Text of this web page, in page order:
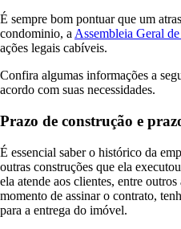
É sempre bom pontuar que um
condominio, aAssembleia Geral
ações legais cabíveis.
Confira algumas informações a
acordo com suas necessidades.
Prazo de construção e
É essencial saber o histórico da
outras construções que ela
ela atende aos clientes, entre
momento de assinar o contrato,
para a entrega do imóvel.